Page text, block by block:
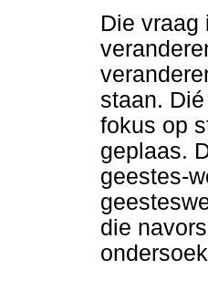
Die vraag
staan.
fokus op
geplaas.
geestes-
die